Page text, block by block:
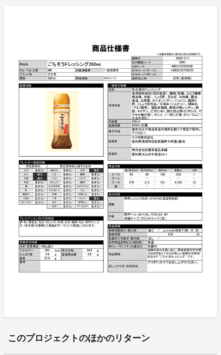
このプロジェクトのほかのリターン